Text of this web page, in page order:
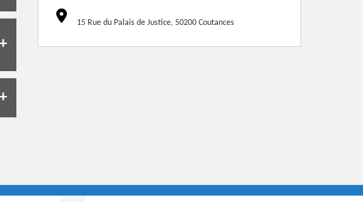
15 Rue du Palais de Justice, 50200 Coutances